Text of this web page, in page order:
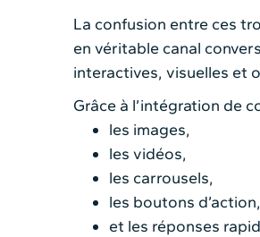
La confusion entre ces
en véritable canal
interactives, visuelles et
Grâce à l’intégration de
les images,
les vidéos,
les carrousels,
les boutons d’action,
et les réponses